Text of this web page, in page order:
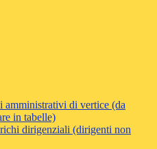
amministrativi di vertice (da
in tabelle)
dirigenziali (dirigenti non